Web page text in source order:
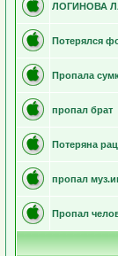
ЛОГИНОВА
Потерялся
Пропала
пропал брат
Потеряна
пропал
Пропал